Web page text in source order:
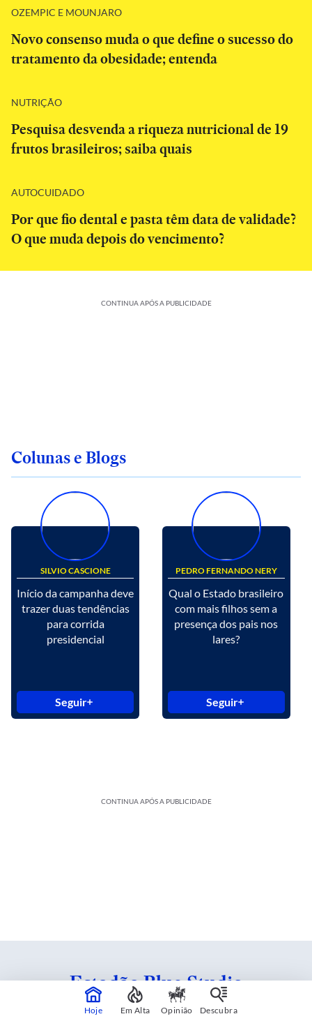
OZEMPIC E MOUNJARO
Novo consenso muda o que define o sucesso do
tratamento da obesidade; entenda
NUTRIÇÃO
Pesquisa desvenda a riqueza nutricional de 19
frutos brasileiros; saiba quais
AUTOCUIDADO
Por que fio dental e pasta têm data de validade?
O que muda depois do vencimento?
CONTINUA APÓS A PUBLICIDADE
Colunas e Blogs
SILVIO CASCIONE
Início da campanha deve
trazer duas tendências
para corrida
presidencial
Seguir
PEDRO FERNANDO NERY
Qual o Estado brasileiro
com mais filhos sem a
presença dos pais nos
lares?
Seguir
CONTINUA APÓS A PUBLICIDADE
Estadão Blue Studio
Hoje Em Alta Opinião Descubra